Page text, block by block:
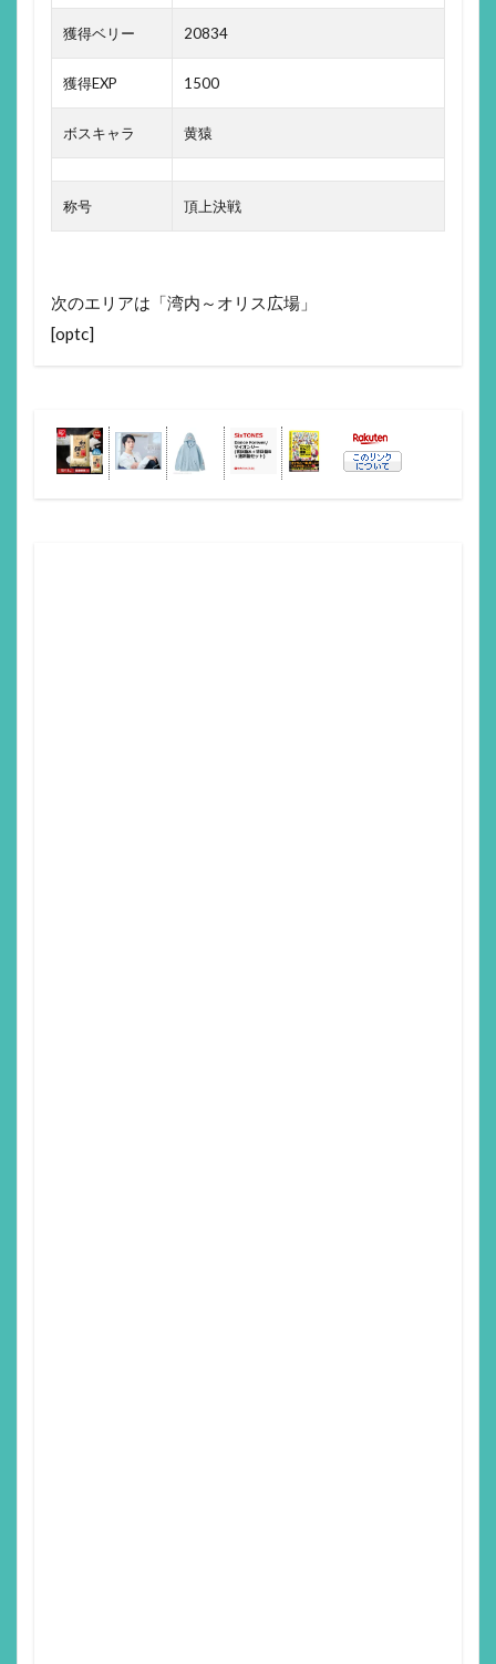
獲得ベリー 20834
獲得EXP 1500
ボスキャラ 黄猿
称号 頂上決戦
次のエリアは「湾内～オリス広場」
[optc]